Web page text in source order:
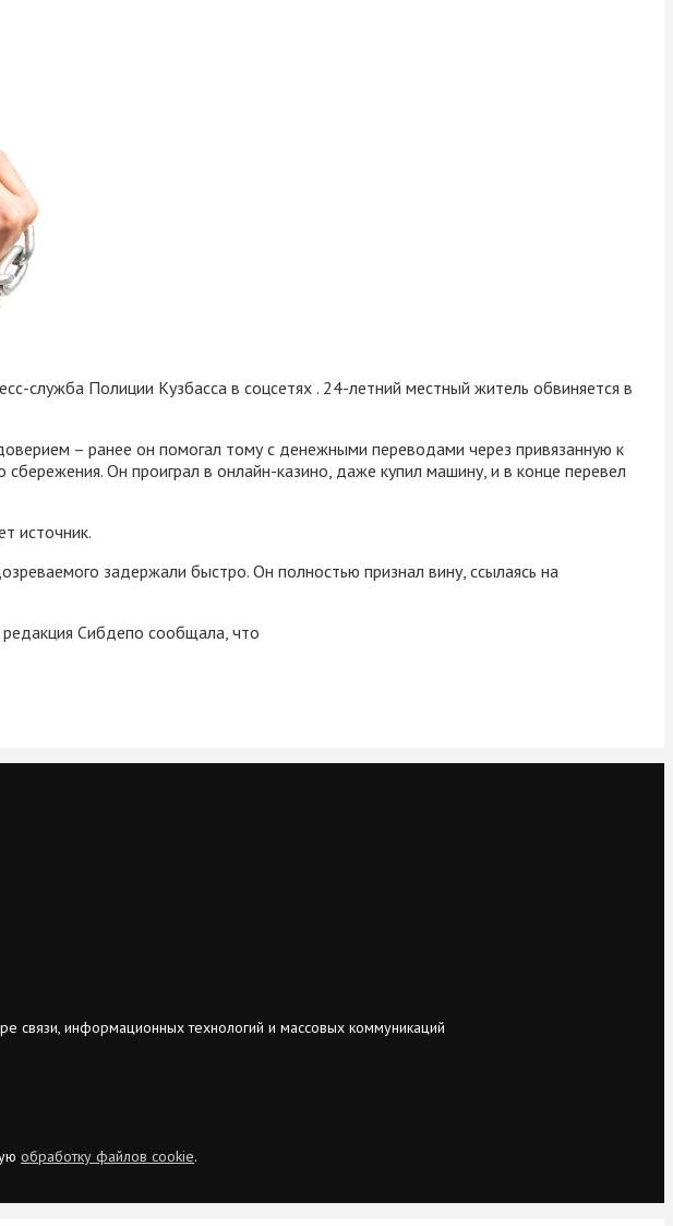
служба Полиции Кузбасса в соцсетях . 24-летний местный житель обвиняется в
– ранее он помогал тому с денежными переводами через привязанную к
сбережения. Он проиграл в онлайн-казино, даже купил машину, и в конце перевел
источник.
задержали быстро. Он полностью признал вину, ссылаясь на
Сибдепо сообщала, что
информационных технологий и массовых коммуникаций
обработку файлов cookie.